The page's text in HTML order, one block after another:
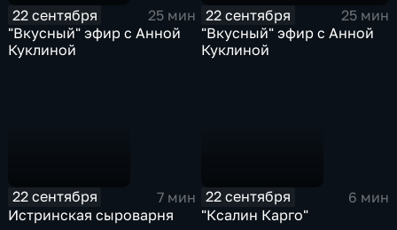
22 сентября
25 мин
"Вкусный" эфир с Анной
Куклиной
22 сентября
25 мин
"Вкусный" эфир с Анной
Куклиной
22 сентября
7 мин
Истринская сыроварня
22 сентября
6 мин
"Ксалин Карго"